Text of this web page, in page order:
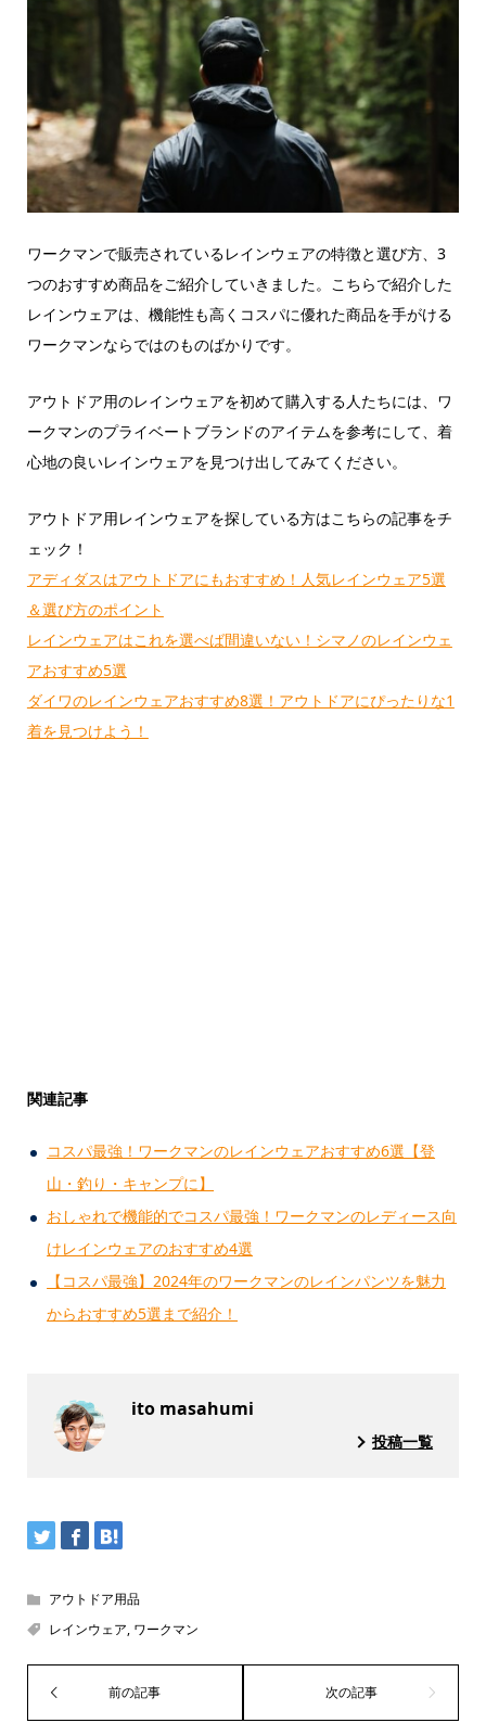
ワークマンで販売されているレインウェアの特徴と選び方、3
つのおすすめ商品をご紹介していきました。こちらで紹介した
レインウェアは、機能性も高くコスパに優れた商品を手がける
ワークマンならではのものばかりです。
アウトドア用のレインウェアを初めて購入する人たちには、ワ
ークマンのプライベートブランドのアイテムを参考にして、着
心地の良いレインウェアを見つけ出してみてください。
アウトドア用レインウェアを探している方はこちらの記事をチ
ェック！
アディダスはアウトドアにもおすすめ！人気レインウェア5選
＆選び方のポイント
レインウェアはこれを選べば間違いない！シマノのレインウェ
アおすすめ5選
ダイワのレインウェアおすすめ8選！アウトドアにぴったりな1
着を見つけよう！
関連記事
コスパ最強！ワークマンのレインウェアおすすめ6選【登
山・釣り・キャンプに】
おしゃれで機能的でコスパ最強！ワークマンのレディース向
けレインウェアのおすすめ4選
【コスパ最強】2024年のワークマンのレインパンツを魅力
からおすすめ5選まで紹介！
ito masahumi
投稿一覧
アウトドア用品
レインウェア, ワークマン